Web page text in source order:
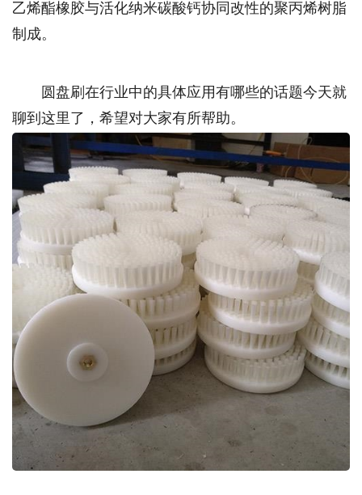
乙烯酯橡胶与活化纳米碳酸钙协同改性的聚丙烯树脂
制成。
圆盘刷在行业中的具体应用有哪些的话题今天就
聊到这里了，希望对大家有所帮助。